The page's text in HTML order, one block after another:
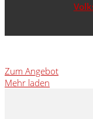
Zum Angebot
Mehr laden